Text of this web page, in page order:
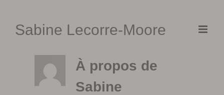
contentSabine Lecorre-Moore
À propos de
Sabine